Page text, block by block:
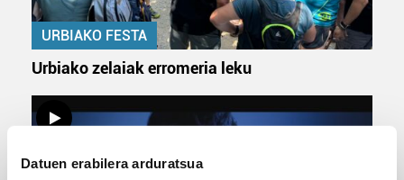
Datuen erabilera arduratsua
URBIAKO FESTA
Urbiako zelaiak erromeria leku